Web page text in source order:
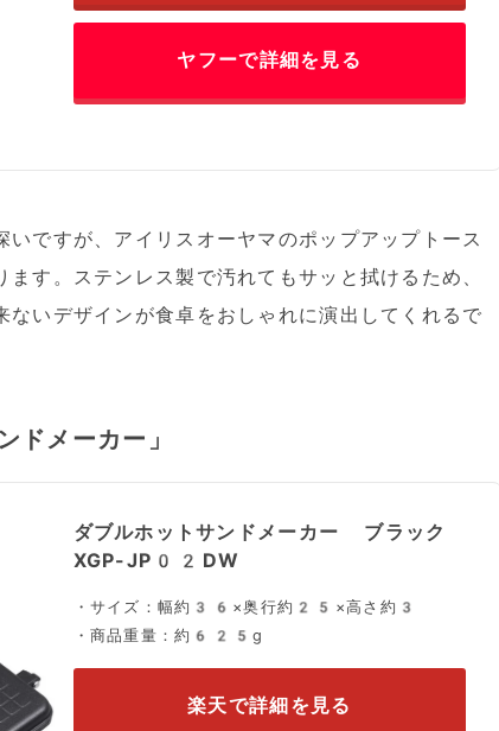
ヤフーで詳細を見る
ですが、アイリスオーヤマのポップアップトース
す。ステンレス製で汚れてもサッと拭けるため、
いデザインが食卓をおしゃれに演出してくれるで
ドメーカー」
ダブルホットサンドメーカー ブラック
XGP-JP02DW
・サイズ：幅約36×奥行約25×高さ約3
・商品重量：約625g
楽天で詳細を見る